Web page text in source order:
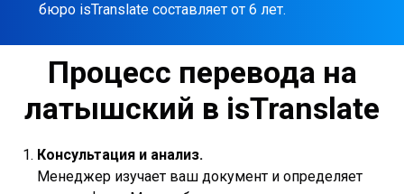
бюро isTranslate составляет от 6 лет.
Процесс перевода на
латышский в isTranslate
1. Консультация и анализ.
Менеджер изучает ваш документ и определяет